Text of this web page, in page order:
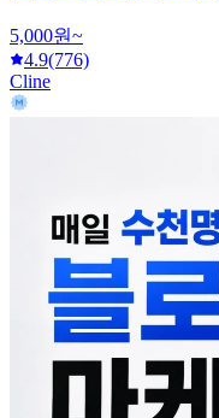
5,000원~
4.9(776)
Cline